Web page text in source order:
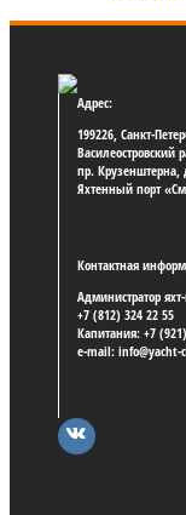
Адрес:
199226, Санкт-
Василеостровский
пр. Крузенштерна,
Яхтенный порт
Контактная
Администратор
+7 (812) 324 22 55
Капитания: +7
e-mail: info@yacht-